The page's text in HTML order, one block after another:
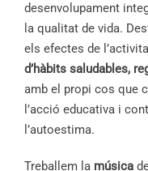
desenvolupament
la qualitat de vida.
els efectes de
d’hàbits saludables,
amb el propi cos que
l’acció educativa i
l’autoestima.
Treballem la música